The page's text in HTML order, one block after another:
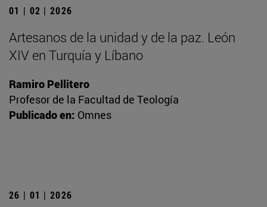
01 | 02 | 2026
Artesanos de la unidad y de la paz. León
XIV en Turquía y Líbano
Ramiro Pellitero
Profesor de la Facultad de Teología
Publicado en: Omnes
26 | 01 | 2026